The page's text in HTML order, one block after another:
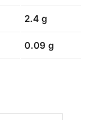
2.4 g
0.09 g